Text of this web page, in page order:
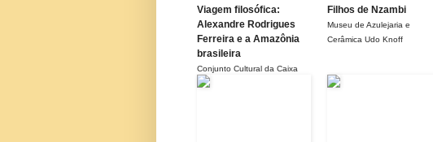
Viagem filosófica:
Alexandre Rodrigues
Ferreira e a Amazônia
brasileira
Conjunto Cultural da Caixa
Filhos de Nzambi
Museu de Azulejaria e
Cerâmica Udo Knoff